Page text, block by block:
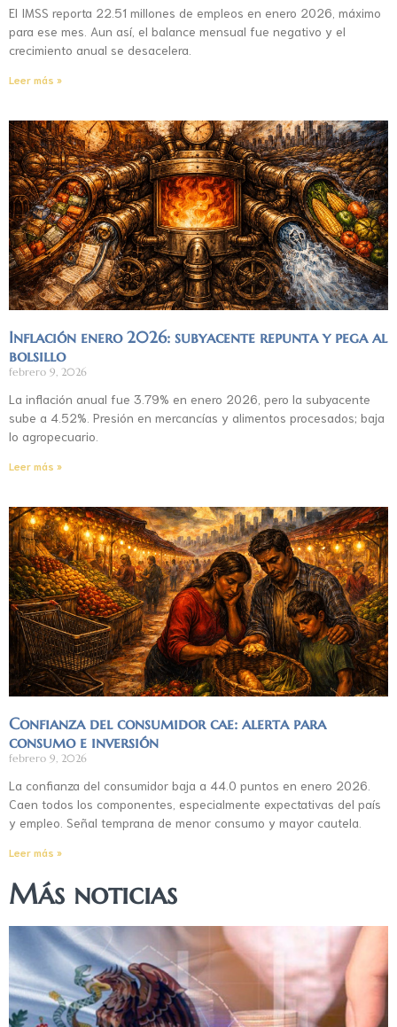
El IMSS reporta 22.51 millones de empleos en enero 2026, máximo
para ese mes. Aun así, el balance mensual fue negativo y el
crecimiento anual se desacelera.
Leer más »
Inflación enero 2026: subyacente repunta y pega al
bolsillo
febrero 9, 2026
La inflación anual fue 3.79% en enero 2026, pero la subyacente
sube a 4.52%. Presión en mercancías y alimentos procesados; baja
lo agropecuario.
Leer más »
Confianza del consumidor cae: alerta para
consumo e inversión
febrero 9, 2026
La confianza del consumidor baja a 44.0 puntos en enero 2026.
Caen todos los componentes, especialmente expectativas del país
y empleo. Señal temprana de menor consumo y mayor cautela.
Leer más »
Más noticias